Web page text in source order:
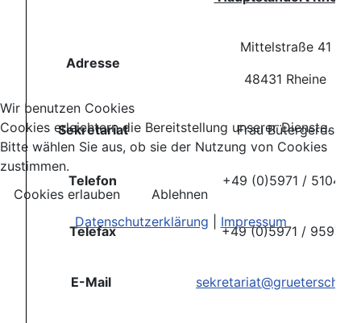
Adresse
Mittelstraße 41
48431 Rheine
Sekretariat Frau Bütergerds
Telefon +49 (0)5971 / 51044
Telefax +49 (0)5971 / 95974
E-Mail
Wir benutzen Cookies
Cookies erleichtern die Bereitstellung unserer Dienste.
Bitte wählen Sie aus, ob sie der Nutzung von Cookies
zustimmen.
Cookies erlauben
Ablehnen
Datenschutzerklärung
Impressum